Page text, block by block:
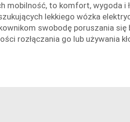
mobilność, to komfort, wygoda i
lekkiego wózka
swobodę poruszania się
rozłączania go lub używania